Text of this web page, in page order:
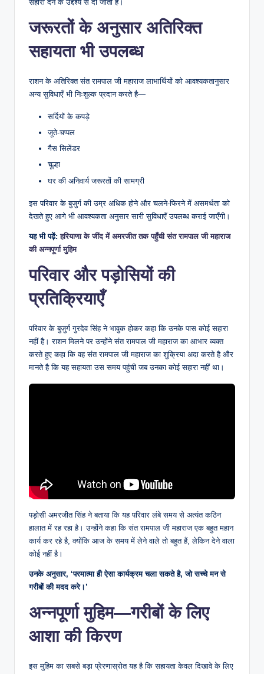
सहारा देने के उद्देश्य से दी जाती है।
जरूरतों के अनुसार अतिरिक्त
सहायता भी उपलब्ध
राशन के अतिरिक्त संत रामपाल जी महाराज लाभार्थियों को आवश्यकतानुसार
अन्य सुविधाएँ भी निःशुल्क प्रदान करते है—
सर्दियों के कपड़े
जूते-चप्पल
गैस सिलेंडर
चूल्हा
घर की अनिवार्य जरूरतों की सामग्री
इस परिवार के बुजुर्ग की उम्र अधिक होने और चलने-फिरने में असमर्थता को
देखते हुए आगे भी आवश्यकता अनुसार सारी सुविधाएँ उपलब्ध कराई जाएँगी।
यह भी पढ़ें:हरियाणा के जींद में अमरजीत तक पहुँची संत रामपाल जी महाराज
की अन्नपूर्णा मुहिम
परिवार और पड़ोसियों की
प्रतिक्रियाएँ
परिवार के बुजुर्ग गुरदेव सिंह ने भावुक होकर कहा कि उनके पास कोई सहारा
नहीं है। राशन मिलने पर उन्होंने संत रामपाल जी महाराज का आभार व्यक्त
करते हुए कहा कि वह संत रामपाल जी महाराज का शुक्रिया अदा करते है और
मानते है कि यह सहायता उस समय पहुंची जब उनका कोई सहारा नहीं था।
पड़ोसी अमरजीत सिंह ने बताया कि यह परिवार लंबे समय से अत्यंत कठिन
हालात में रह रहा है। उन्होंने कहा कि संत रामपाल जी महाराज एक बहुत महान
कार्य कर रहे है, क्योंकि आज के समय में लेने वाले तो बहुत हैं, लेकिन देने वाला
कोई नहीं है।
उनके अनुसार, ‘परमात्मा ही ऐसा कार्यक्रम चला सकते है, जो सच्चे मन से
गरीबों की मदद करे।’
अन्नपूर्णा मुहिम—गरीबों के लिए
आशा की किरण
इस मुहिम का सबसे बड़ा प्रेरणास्रोत यह है कि सहायता केवल दिखावे के लिए